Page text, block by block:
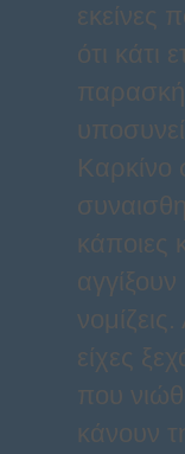
εκείνες
ότι κάτι
Καρκίνο
κάποιες
είχες
που
κάνουν